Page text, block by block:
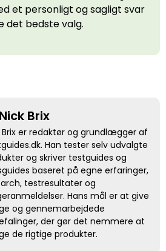
et personligt og sagligt svar
det bedste valg.
Brix
Brix er redaktør og grundlægger af
Han tester selv udvalgte
og skriver testguides og
baseret på egne erfaringer,
testresultater og
Hans mål er at give
og gennemarbejdede
der gør det nemmere at
de rigtige produkter.